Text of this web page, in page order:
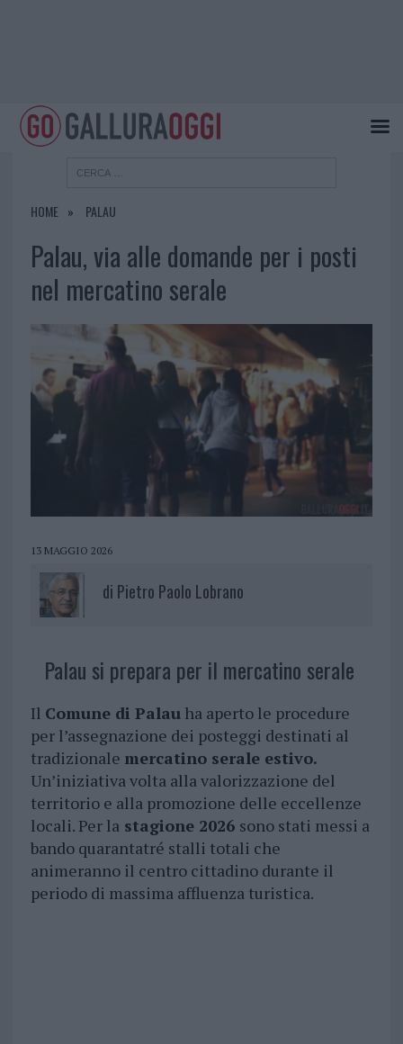
HOME PALAU
Palau, via alle domande per i posti
nel mercatino serale
13 MAGGIO 2026
di Pietro Paolo Lobrano
Palau si prepara per il mercatino serale
Il Comune di Palauha aperto le procedure
per l’assegnazione dei posteggi destinati al
tradizionale mercatino serale estivo.
Un’iniziativa volta alla valorizzazione del
territorio e alla promozione delle eccellenze
locali. Per lastagione 2026 sono stati messi a
bando quarantatré stalli totali che
animeranno il centro cittadino durante il
periodo di massima affluenza turistica.